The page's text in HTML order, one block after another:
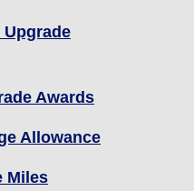
Awards
Allowance
Miles